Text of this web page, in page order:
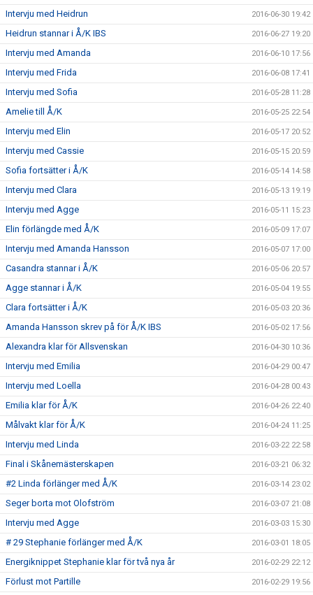
Intervju med Heidrun 2016-06-30 19:42
Heidrun stannar i Å/K IBS 2016-06-27 19:20
Intervju med Amanda 2016-06-10 17:56
Intervju med Frida 2016-06-08 17:41
Intervju med Sofia 2016-05-28 11:28
Amelie till Å/K 2016-05-25 22:54
Intervju med Elin 2016-05-17 20:52
Intervju med Cassie 2016-05-15 20:59
Sofia fortsätter i Å/K 2016-05-14 14:58
Intervju med Clara 2016-05-13 19:19
Intervju med Agge 2016-05-11 15:23
Elin förlängde med Å/K 2016-05-09 17:07
Intervju med Amanda Hansson 2016-05-07 17:00
Casandra stannar i Å/K 2016-05-06 20:57
Agge stannar i Å/K 2016-05-04 19:55
Clara fortsätter i Å/K 2016-05-03 20:36
Amanda Hansson skrev på för Å/K IBS 2016-05-02 17:56
Alexandra klar för Allsvenskan 2016-04-30 10:36
Intervju med Emilia 2016-04-29 00:47
Intervju med Loella 2016-04-28 00:43
Emilia klar för Å/K 2016-04-26 22:40
Målvakt klar för Å/K 2016-04-24 11:25
Intervju med Linda 2016-03-22 22:58
Final i Skånemästerskapen 2016-03-21 06:32
#2 Linda förlänger med Å/K 2016-03-14 23:02
Seger borta mot Olofström 2016-03-07 21:08
Intervju med Agge 2016-03-03 15:30
# 29 Stephanie förlänger med Å/K 2016-03-01 18:05
Energiknippet Stephanie klar för två nya år 2016-02-29 22:12
Förlust mot Partille 2016-02-29 19:56